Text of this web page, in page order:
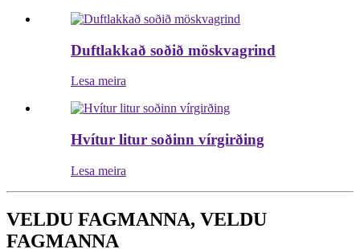
Duftlakkað soðið möskvagrind
Lesa meira
Hvítur litur soðinn vírgirðing
Lesa meira
VELDU FAGMANNA, VELDU
FAGMANNA